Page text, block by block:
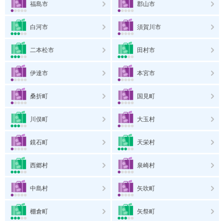
福島市 郡山市
白河市 須賀川市
二本松市 田村市
伊達市 本宮市
桑折町 国見町
川俣町 大玉村
鏡石町 天栄村
西郷村 泉崎村
中島村 矢吹町
棚倉町 矢祭町